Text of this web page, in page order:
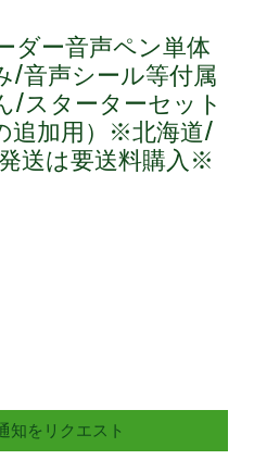
ダー音声ペン単体
/音声シール等付属
/スターターセット
追加用）※北海道/
送は要送料購入※
知をリクエスト